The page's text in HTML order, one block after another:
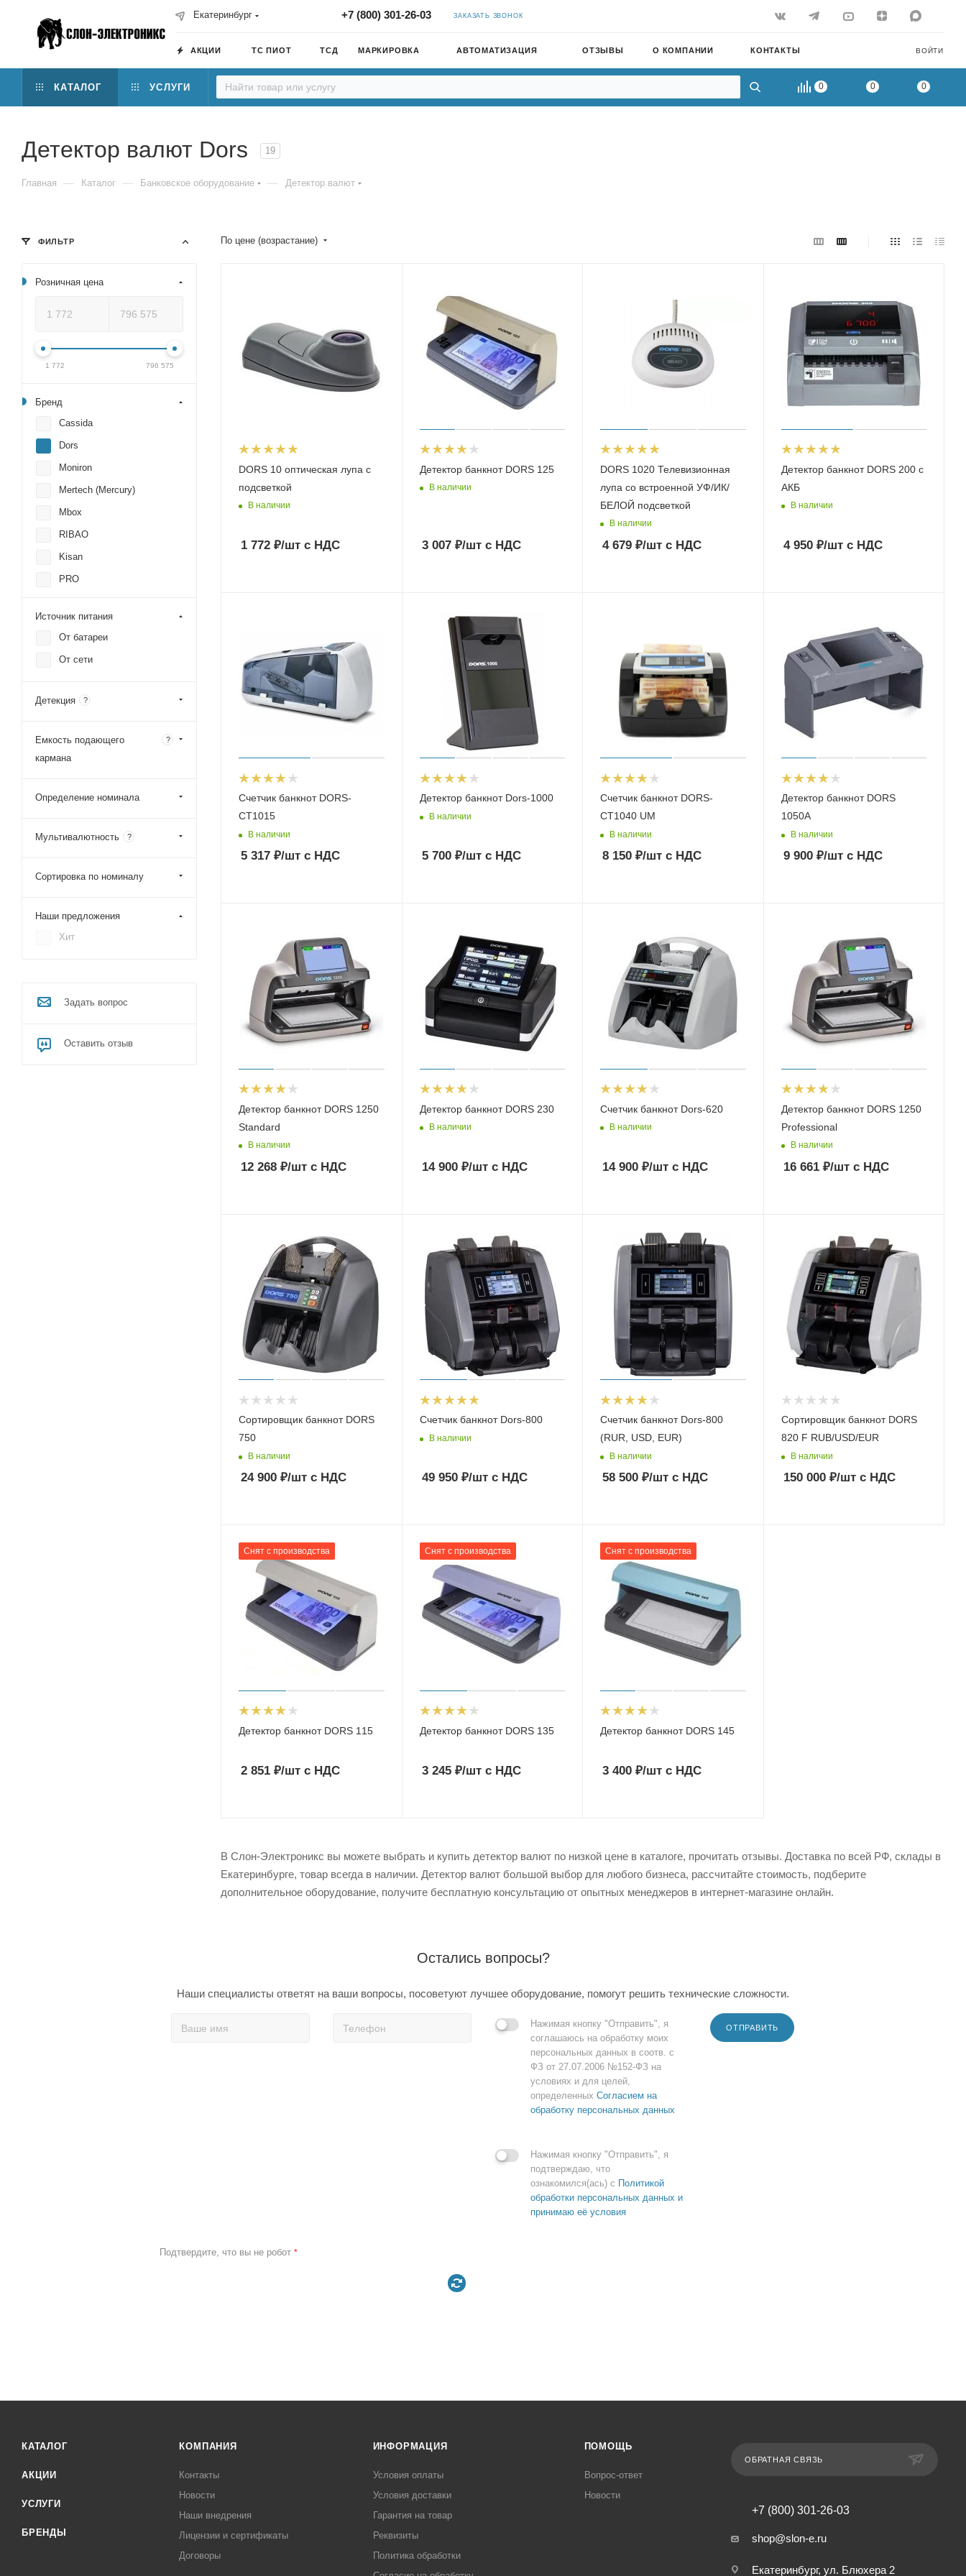
Екатеринбург +7 (800) 301-26-03 ЗАКАЗАТЬ ЗВОНОК
ВОЙТИ
АКЦИИ ТС ПИОТ ТСД МАРКИРОВКА АВТОМАТИЗАЦИЯ ОТЗЫВЫ О КОМПАНИИ КОНТАКТЫ
0 0 0
КАТАЛОГ УСЛУГИ
Детектор валют Dors 19
Главная — Каталог — Банковское оборудование — Детектор валют
По цене (возрастание)
DORS 10 оптическая лупа с
подсветкой
В наличии
1 772 ₽/шт с НДС
Детектор банкнот DORS 125
В наличии
3 007₽/штс НДС
DORS 1020 Телевизионная
лупа со встроенной УФ/ИК/
БЕЛОЙ подсветкой
В наличии
4 679 ₽/шт с НДС
Детектор банкнот DORS 200 c
АКБ
В наличии
4 950₽/штс НДС
Счетчик банкнот DORS-
CT1015
В наличии
5 317 ₽/шт с НДС
Детектор банкнот Dors-1000
В наличии
5 700₽/штс НДС
Счетчик банкнот DORS-
CT1040 UM
В наличии
8 150 ₽/шт с НДС
Детектор банкнот DORS
1050A
В наличии
9 900₽/штс НДС
Детектор банкнот DORS 1250
Standard
В наличии
12 268 ₽/шт с НДС
Детектор банкнот DORS 230
В наличии
14 900₽/штс НДС
Счетчик банкнот Dors-620
В наличии
14 900 ₽/шт с НДС
Детектор банкнот DORS 1250
Professional
В наличии
16 661₽/штс НДС
Сортировщик банкнот DORS
750
В наличии
24 900 ₽/шт с НДС
Счетчик банкнот Dors-800
В наличии
49 950₽/штс НДС
Счетчик банкнот Dors-800
(RUR, USD, EUR)
В наличии
58 500 ₽/шт с НДС
Сортировщик банкнот DORS
820 F RUB/USD/EUR
В наличии
150 000₽/штс НДС
Снят с производства
Детектор банкнот DORS 115
2 851 ₽/шт с НДС
Снят с производства
Детектор банкнот DORS 135
3 245₽/штс НДС
Снят с производства
Детектор банкнот DORS 145
3 400 ₽/шт с НДС
В Слон-Электроникс вы можете выбрать и купить детектор валют по низкой цене в каталоге, прочитать отзывы. Доставка по всей РФ, склады в
Екатеринбурге, товар всегда в наличии. Детектор валют большой выбор для любого бизнеса, рассчитайте стоимость, подберите
дополнительное оборудование, получите бесплатную консультацию от опытных менеджеров в интернет-магазине онлайн.
ФИЛЬТР
Розничная цена
1 772 796 575
Бренд
Cassida
Dors
Moniron
Mertech (Mercury)
Mbox
RIBAO
Kisan
PRO
Источник питания
От батареи
От сети
Детекция ?
Емкость подающего
кармана
?
Определение номинала
Мультивалютность ?
Сортировка по номиналу
Наши предложения
Хит
Задать вопрос
Оставить отзыв
Остались вопросы?
Наши специалисты ответят на ваши вопросы, посоветуют лучшее оборудование, помогут решить технические сложности.
Нажимая кнопку "Отправить", я
соглашаюсь на обработку моих
персональных данных в соотв. с
ФЗ от 27.07.2006 №152-ФЗ на
условиях и для целей,
определенных Согласием на
обработку персональных данных
Нажимая кнопку "Отправить", я
подтверждаю, что
ознакомился(ась) с Политикой
обработки персональных данных и
принимаю её условия
ОТПРАВИТЬ
Подтвердите, что вы не робот *
КАТАЛОГ
АКЦИИ
УСЛУГИ
БРЕНДЫ
КОМПАНИЯ
Контакты
Новости
Наши внедрения
Лицензии и сертификаты
Договоры
ИНФОРМАЦИЯ
Условия оплаты
Условия доставки
Гарантия на товар
Реквизиты
Политика обработки
ПОМОЩЬ
Вопрос-ответ
Новости
ОБРАТНАЯ СВЯЗЬ
+7 (800) 301-26-03
shop@slon-e.ru
Екатеринбург, ул. Блюхера 2